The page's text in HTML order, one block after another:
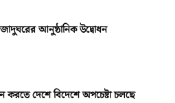
আনুষ্ঠানিক উদ্বোধন
করতে দেশে বিদেশে অপচেষ্টা চলছে